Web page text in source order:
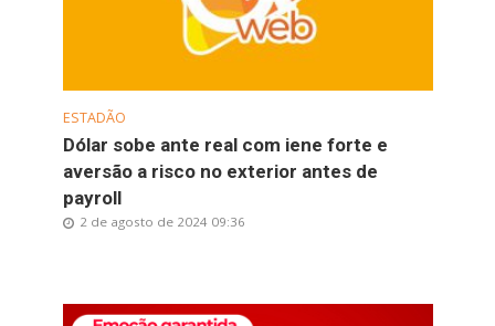
ESTADÃO
Dólar sobe ante real com iene forte e
aversão a risco no exterior antes de
payroll
2 de agosto de 2024 09:36